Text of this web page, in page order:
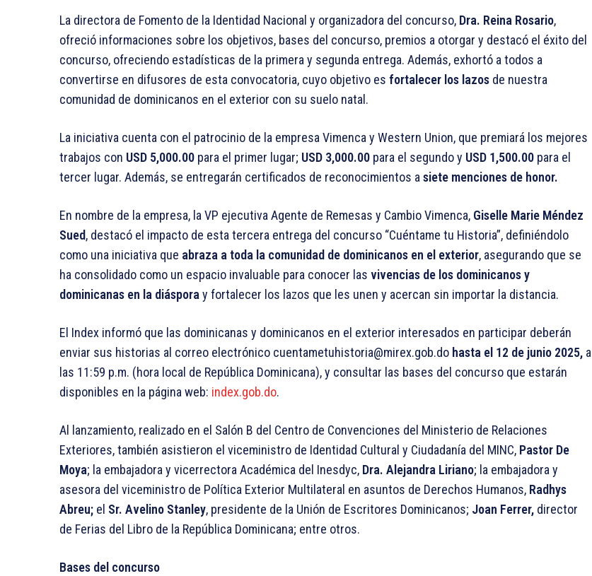
La directora de Fomento de la Identidad Nacional y organizadora del concurso, Dra. Reina Rosario,
ofreció informaciones sobre los objetivos, bases del concurso, premios a otorgar y destacó el éxito del
concurso, ofreciendo estadísticas de la primera y segunda entrega. Además, exhortó a todos a
convertirse en difusores de esta convocatoria, cuyo objetivo es fortalecer los lazos de nuestra
comunidad de dominicanos en el exterior con su suelo natal.
La iniciativa cuenta con el patrocinio de la empresa Vimenca y Western Union, que premiará los mejores
trabajos con USD 5,000.00 para el primer lugar; USD 3,000.00 para el segundo y USD 1,500.00 para el
tercer lugar. Además, se entregarán certificados de reconocimientos asiete menciones de honor.
En nombre de la empresa, la VP ejecutiva Agente de Remesas y Cambio Vimenca, Giselle Marie Méndez
Sued, destacó el impacto de esta tercera entrega del concurso “Cuéntame tu Historia”, definiéndolo
como una iniciativa que abraza a toda la comunidad de dominicanos en el exterior, asegurando que se
ha consolidado como un espacio invaluable para conocer las vivencias de los dominicanos y
dominicanas en la diásporay fortalecer los lazos que les unen y acercan sin importar la distancia.
El Index informó que las dominicanas y dominicanos en el exterior interesados en participar deberán
enviar sus historias al correo electrónico cuentametuhistoria@mirex.gob.do hasta el 12 de junio 2025, a
las 11:59 p.m. (hora local de República Dominicana), y consultar las bases del concurso que estarán
disponibles en la página web: index.gob.do.
Al lanzamiento, realizado en el Salón B del Centro de Convenciones del Ministerio de Relaciones
Exteriores, también asistieron el viceministro de Identidad Cultural y Ciudadanía del MINC, Pastor De
Moya; la embajadora y vicerrectora Académica del Inesdyc, Dra. Alejandra Liriano; la embajadora y
asesora del viceministro de Política Exterior Multilateral en asuntos de Derechos Humanos, Radhys
Abreu; el Sr. Avelino Stanley, presidente de la Unión de Escritores Dominicanos; Joan Ferrer, director
de Ferias del Libro de la República Dominicana; entre otros.
Bases del concurso